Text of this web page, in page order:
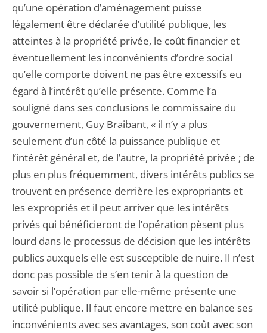
qu’une opération d’aménagement puisse
légalement être déclarée d’utilité publique, les
atteintes à la propriété privée, le coût financier et
éventuellement les inconvénients d’ordre social
qu’elle comporte doivent ne pas être excessifs eu
égard à l’intérêt qu’elle présente. Comme l’a
souligné dans ses conclusions le commissaire du
gouvernement, Guy Braibant, « il n’y a plus
seulement d’un côté la puissance publique et
l’intérêt général et, de l’autre, la propriété privée ; de
plus en plus fréquemment, divers intérêts publics se
trouvent en présence derrière les expropriants et
les expropriés et il peut arriver que les intérêts
privés qui bénéficieront de l’opération pèsent plus
lourd dans le processus de décision que les intérêts
publics auxquels elle est susceptible de nuire. Il n’est
donc pas possible de s’en tenir à la question de
savoir si l’opération par elle-même présente une
utilité publique. Il faut encore mettre en balance ses
inconvénients avec ses avantages, son coût avec son